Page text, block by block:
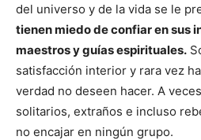
del universo y de la vida se le
tienen miedo de confiar en sus
maestros y guías espirituales.
satisfacción interior y rara vez
verdad no deseen hacer. A
solitarios, extraños e incluso
no encajar en ningún grupo.